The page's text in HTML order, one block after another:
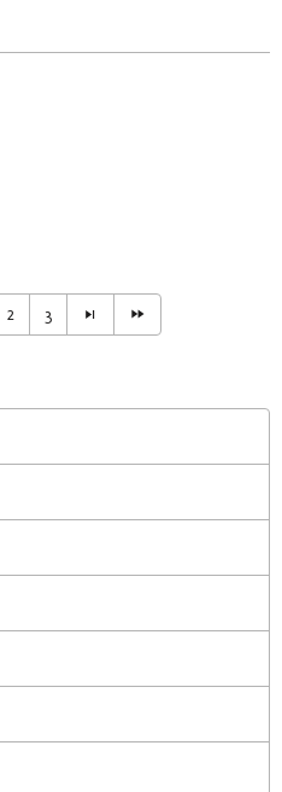
2 3